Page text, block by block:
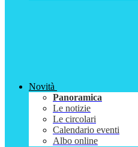
Novità
Panoramica
Le notizie
Le circolari
Calendario eventi
Albo online